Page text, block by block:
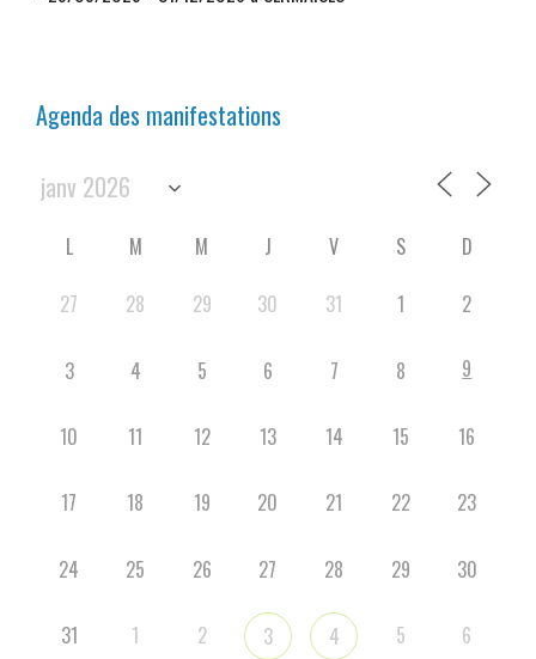
Agenda des manifestations
L M M J V S
D
27
28 29 30 31 1 2
3 4 5 6 7 8 9
10 11 12 13 14 15 16
17 18 19 20 21 22 23
24 25 26 27 28 29 30
31 1 2 3 4 5 6